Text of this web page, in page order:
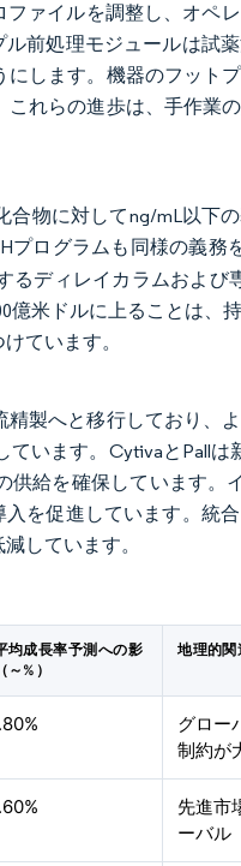
ァイルを調整し、オペ
前処理モジュールは試
します。機器のフット
れらの進歩は、手作業
合物に対してng/mL以下
プログラムも同様の義務
ディレイカラムおよび
米ドルに上ることは、
ています。
製へと移行しており、
います。CytivaとPall
給を確保しています。
を促進しています。統
しています。
均成長率予測への影
～%）
地理的関
グロー
制約が
先進市
ーバル